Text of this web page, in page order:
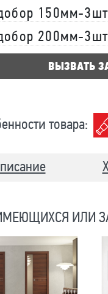
150мм-3шт
200мм-3шт
ВЫЗВАТЬ
товара:
ИЛИ